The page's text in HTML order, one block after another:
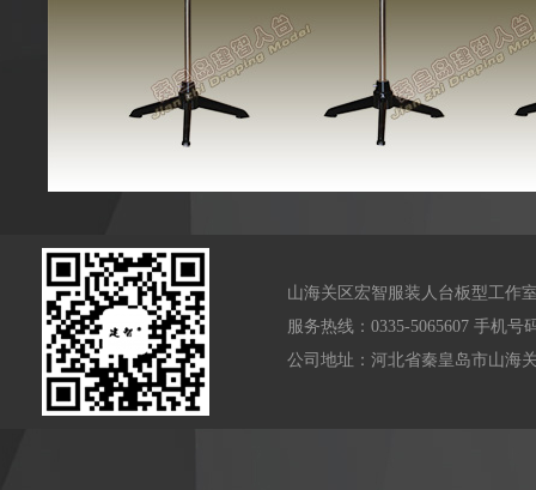
山海关区宏智服装人台板型工作
服务热线：0335-5065607 手机号
公司地址：河北省秦皇岛市山海